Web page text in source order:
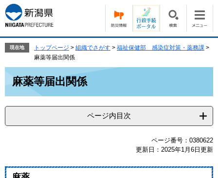
ー
ジ
の
で
す。
ニ
ュ
ー
ば
本
文
現在地 トップページ > 組織でさがす > 福祉保健部 感染症対策・薬務課 >
麻薬等届出関係
麻薬等届出関係
ページ内目次
ページ番号：0380622
更新日：2025年1月6日更新